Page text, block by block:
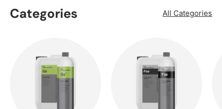
Categories All Categories